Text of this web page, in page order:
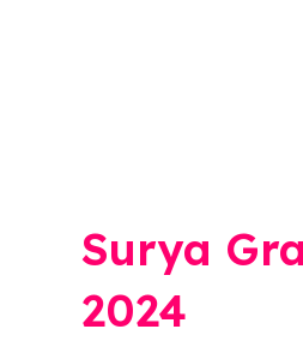
Surya
2024